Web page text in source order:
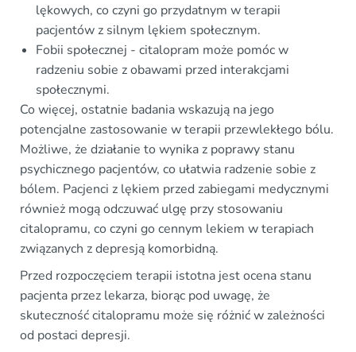
lękowych, co czyni go przydatnym w terapii
pacjentów z silnym lękiem społecznym.
Fobii społecznej - citalopram może pomóc w
radzeniu sobie z obawami przed interakcjami
społecznymi.
Co więcej, ostatnie badania wskazują na jego
potencjalne zastosowanie w terapii przewlekłego bólu.
Możliwe, że działanie to wynika z poprawy stanu
psychicznego pacjentów, co ułatwia radzenie sobie z
bólem. Pacjenci z lękiem przed zabiegami medycznymi
również mogą odczuwać ulgę przy stosowaniu
citalopramu, co czyni go cennym lekiem w terapiach
związanych z depresją komorbidną.
Przed rozpoczęciem terapii istotna jest ocena stanu
pacjenta przez lekarza, biorąc pod uwagę, że
skuteczność citalopramu może się różnić w zależności
od postaci depresji.